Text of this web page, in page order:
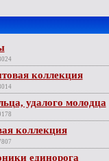
коллекция
удалого молодца
коллекция
единорога